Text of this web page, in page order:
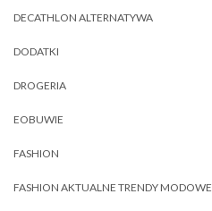
DECATHLON ALTERNATYWA
DODATKI
DROGERIA
EOBUWIE
FASHION
FASHION AKTUALNE TRENDY MODOWE